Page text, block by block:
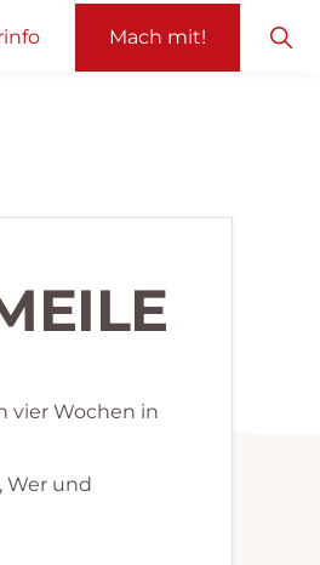
Mach mit!
vier Wochen in
Wer und